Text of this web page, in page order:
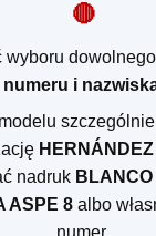
🔴
wyboru
numeru i
nadruk BLANCO
ASPE 8albo